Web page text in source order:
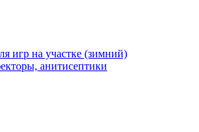
игр на участке (зимний)
анитисептики